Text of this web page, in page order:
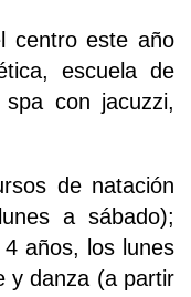
centro este año
escuela de
con jacuzzi,
de natación
a sábado);
años, los lunes
y danza (a partir